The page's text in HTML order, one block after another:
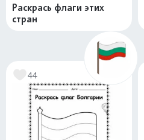
Раскрась флаги этих
стран
44